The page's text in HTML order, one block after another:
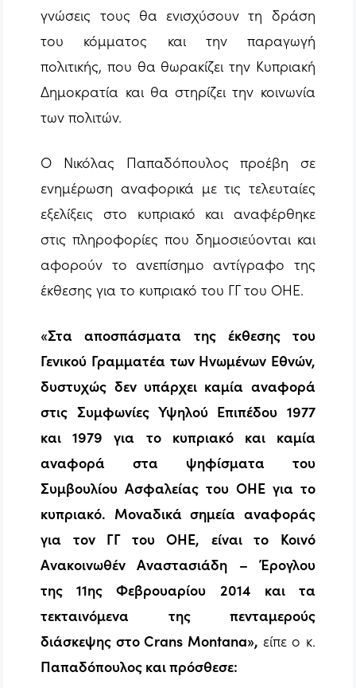
γνώσεις τους θα ενισχύσουν τη δράση
του κόμματος και την παραγωγή
πολιτικής, που θα θωρακίζει την Κυπριακή
Δημοκρατία και θα στηρίζει την κοινωνία
των πολιτών.
Ο Νικόλας Παπαδόπουλος προέβη σε
ενημέρωση αναφορικά με τις τελευταίες
εξελίξεις στο κυπριακό και αναφέρθηκε
στις πληροφορίες που δημοσιεύονται και
αφορούν το ανεπίσημο αντίγραφο της
έκθεσης για το κυπριακό του ΓΓ του ΟΗΕ.
«Στα αποσπάσματα της έκθεσης του
Γενικού Γραμματέα των Ηνωμένων Εθνών,
δυστυχώς δεν υπάρχει καμία αναφορά
στις Συμφωνίες Υψηλού Επιπέδου 1977
και 1979 για το κυπριακό και καμία
αναφορά στα ψηφίσματα του
Συμβουλίου Ασφαλείας του ΟΗΕ για το
κυπριακό. Μοναδικά σημεία αναφοράς
για τον ΓΓ του ΟΗΕ, είναι το Κοινό
Ανακοινωθέν Αναστασιάδη – Έρογλου
της 11ης Φεβρουαρίου 2014 και τα
τεκταινόμενα της πενταμερούς
διάσκεψης στο Crans Montana», είπε ο κ.
Παπαδόπουλος και πρόσθεσε: